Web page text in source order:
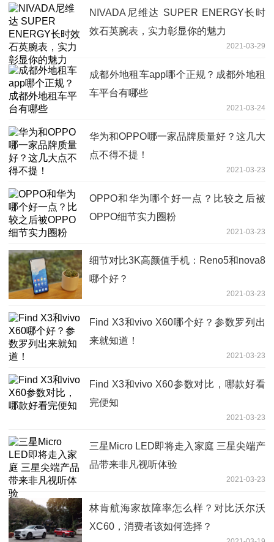
NIVADA尼维达 SUPER ENERGY长时
效石英腕表，实力彰显你的魅力
2021-03-29
成都外地租车app哪个正规？成都外地租
车平台有哪些
2021-03-24
华为和OPPO哪一家品牌质量好？这几大
点不得不提！
2021-03-23
OPPO和华为哪个好一点？比较之后被
OPPO细节实力圈粉
2021-03-23
细节对比3K高颜值手机：Reno5和nova8
哪个好？
2021-03-23
Find X3和vivo X60哪个好？参数罗列出
来就知道！
2021-03-23
Find X3和vivo X60参数对比，哪款好看
完便知
2021-03-23
三星Micro LED即将走入家庭 三星尖端产
品带来非凡视听体验
2021-03-23
林肯航海家故障率怎么样？对比沃尔沃
XC60，消费者该如何选择？